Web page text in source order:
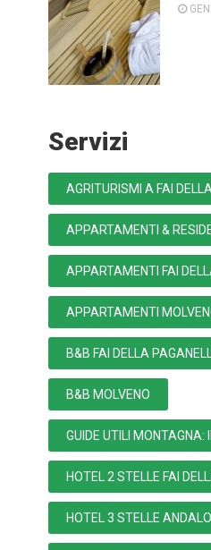
Servizi
AGRITURISMI A FAI
APPARTAMENTI &
APPARTAMENTI FAI
APPARTAMENTI
B&B FAI DELLA
B&B MOLVENO
GUIDE UTILI MONTAGNA:
HOTEL 2 STELLE FAI
HOTEL 3 STELLE ANDALO